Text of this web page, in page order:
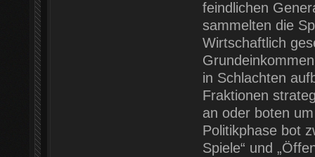
feindlichen
sammelten die
Wirtschaftlich
in Schlachten
Fraktionen
an oder boten
Politikphase bot
Spiele“ und